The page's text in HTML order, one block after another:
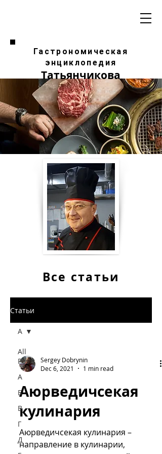
Гастрономическая
энциклопедия
Татьянчикова
Все статьи
Статьи
All
Posts
А
Б
В
Г
Д
А
Sergey Dobrynin
Dec 6, 2021
1 min read
Аюрведичсекая
кулинария
Аюрведичсекая кулинария –
направление в кулинарии,